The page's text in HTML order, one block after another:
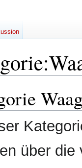
:
über die